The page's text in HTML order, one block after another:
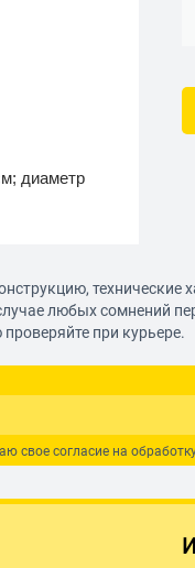
диаметр
любых сомнений
при курьере.
свое согласие на